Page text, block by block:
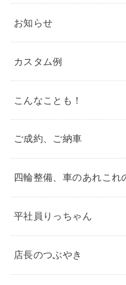
お知らせ
カスタム例
こんなことも！
ご成約、ご納車
四輪整備、車のあれこれ
平社員りっちゃん
店長のつぶやき